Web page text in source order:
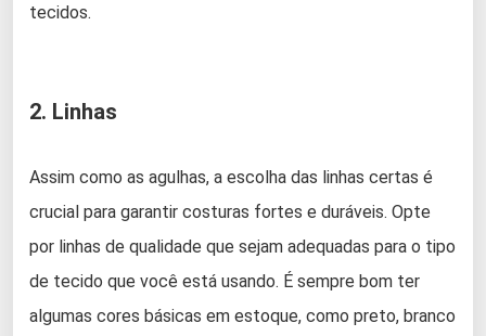
tecidos.
2. Linhas
Assim como as agulhas, a escolha das linhas certas é
crucial para garantir costuras fortes e duráveis. Opte
por linhas de qualidade que sejam adequadas para o tipo
de tecido que você está usando. É sempre bom ter
algumas cores básicas em estoque, como preto, branco